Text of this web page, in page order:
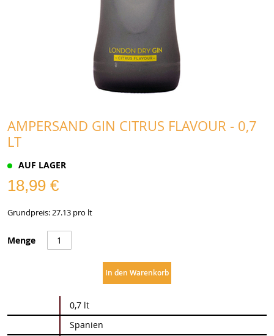
AMPERSAND GIN CITRUS FLAVOUR - 0,7
LT
AUF LAGER
18,99 €
Grundpreis: 27.13 pro lt
Menge
In den Warenkorb
Informationen
0,7 lt
Spanien